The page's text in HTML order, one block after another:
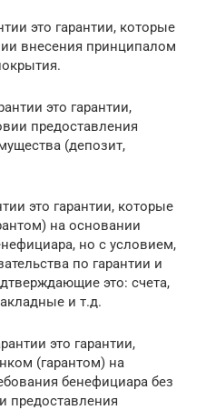
это гарантии, которые
внесения принципалом
это гарантии,
предоставления
(депозит,
это гарантии, которые
на основании
но с условием,
по гарантии и
это: счета,
и т.д.
это гарантии,
(гарантом) на
бенефициара без
предоставления